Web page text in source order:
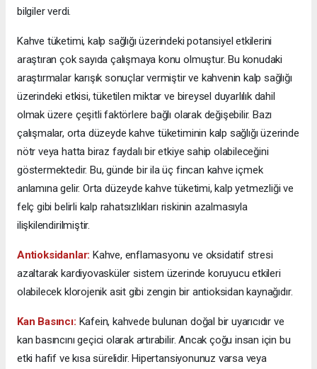
bilgiler verdi.
Kahve tüketimi, kalp sağlığı üzerindeki potansiyel etkilerini
araştıran çok sayıda çalışmaya konu olmuştur. Bu konudaki
araştırmalar karışık sonuçlar vermiştir ve kahvenin kalp sağlığı
üzerindeki etkisi, tüketilen miktar ve bireysel duyarlılık dahil
olmak üzere çeşitli faktörlere bağlı olarak değişebilir. Bazı
çalışmalar, orta düzeyde kahve tüketiminin kalp sağlığı üzerinde
nötr veya hatta biraz faydalı bir etkiye sahip olabileceğini
göstermektedir. Bu, günde bir ila üç fincan kahve içmek
anlamına gelir. Orta düzeyde kahve tüketimi, kalp yetmezliği ve
felç gibi belirli kalp rahatsızlıkları riskinin azalmasıyla
ilişkilendirilmiştir.
Antioksidanlar: Kahve, enflamasyonu ve oksidatif stresi
azaltarak kardiyovasküler sistem üzerinde koruyucu etkileri
olabilecek klorojenik asit gibi zengin bir antioksidan kaynağıdır.
Kan Basıncı: Kafein, kahvede bulunan doğal bir uyarıcıdır ve
kan basıncını geçici olarak artırabilir. Ancak çoğu insan için bu
etki hafif ve kısa sürelidir. Hipertansiyonunuz varsa veya